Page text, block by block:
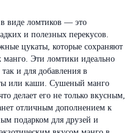
виде ломтиков — это
и полезных перекусов.
цукаты, которые сохраняют
манго. Эти ломтики идеально
и для добавления в
или каши. Сушеный манго
делает его не только вкусным,
отличным дополнением к
подарком для друзей и